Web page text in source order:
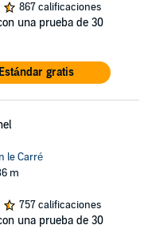
867 calificaciones
una prueba de 30
gratis
le Carré
m
757 calificaciones
una prueba de 30